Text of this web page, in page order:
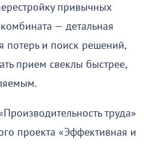
привычных
— детальная
потерь и поиск решений,
прием свеклы быстрее,
труда»
проекта «Эффективная и